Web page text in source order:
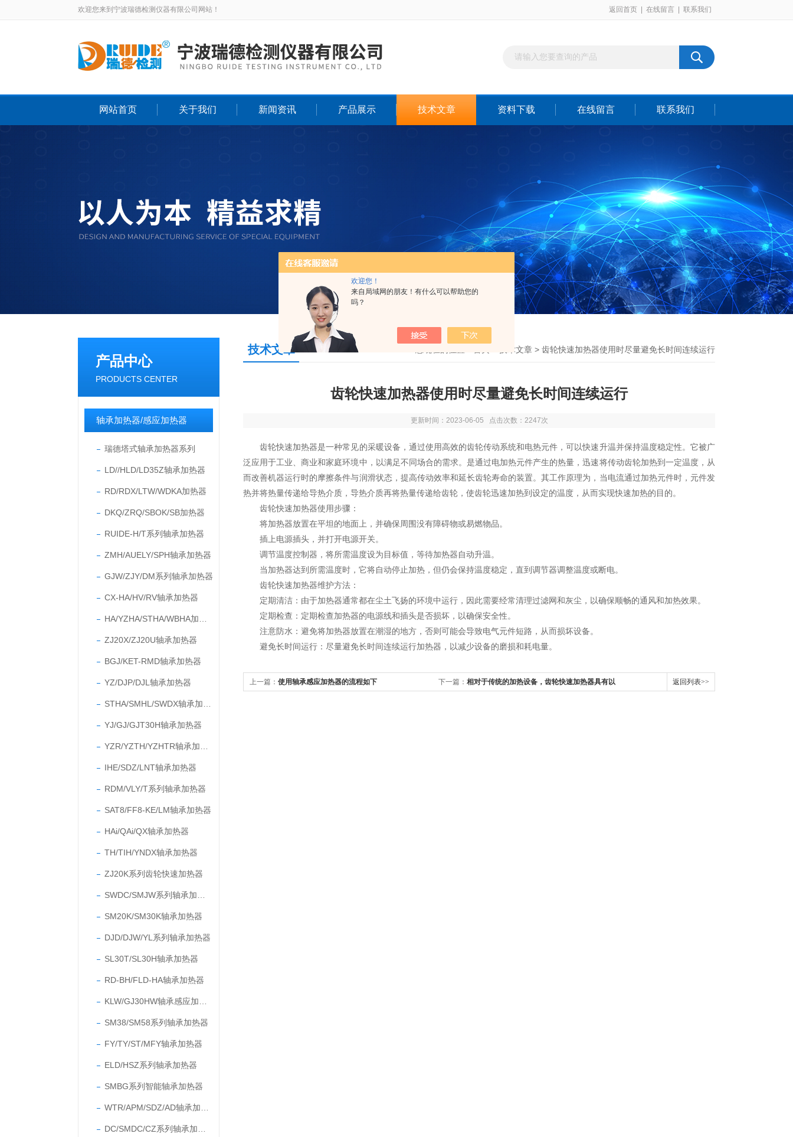
欢迎您！
来自局域网的朋友！有什么可以帮助您的
吗？
欢迎您来到宁波瑞德检测仪器有限公司网站！ 返回首页 在线留言 联系我们
网站首页 关于我们 新闻资讯 产品展示 技术文章 资料下载 在线留言 联系我们
产品中心
PRODUCTS CENTER
轴承加热器/感应加热器
瑞德塔式轴承加热器系列
LD//HLD/LD35Z轴承加热器
RD/RDX/LTW/WDKA加热器
DKQ/ZRQ/SBOK/SB加热器
RUIDE-H/T系列轴承加热器
ZMH/AUELY/SPH轴承加热器
GJW/ZJY/DM系列轴承加热器
CX-HA/HV/RV轴承加热器
ZJ20X/ZJ20U轴承加热器
BGJ/KET-RMD轴承加热器
YZ/DJP/DJL轴承加热器
YJ/GJ/GJT30H轴承加热器
IHE/SDZ/LNT轴承加热器
RDM/VLY/T系列轴承加热器
SAT8/FF8-KE/LM轴承加热器
HAi/QAi/QX轴承加热器
TH/TIH/YNDX轴承加热器
ZJ20K系列齿轮快速加热器
SM20K/SM30K轴承加热器
DJD/DJW/YL系列轴承加热器
SL30T/SL30H轴承加热器
RD-BH/FLD-HA轴承加热器
SM38/SM58系列轴承加热器
FY/TY/ST/MFY轴承加热器
ELD/HSZ系列轴承加热器
SMBG系列智能轴承加热器
技术文章 技术文章 > 齿轮快速加热器使用时尽量避免长时间连续运行
齿轮快速加热器使用时尽量避免长时间连续运行
更新时间：2023-06-05 点击次数：2247次
齿轮快速加热器是一种常见的采暖设备，通过使用高效的齿轮传动系统和电热元件，可以快速升温并保持温度稳定性。它被广
泛应用于工业、商业和家庭环境中，以满足不同场合的需求。是通过电加热元件产生的热量，迅速将传动齿轮加热到一定温度，从
而改善机器运行时的摩擦条件与润滑状态，提高传动效率和延长齿轮寿命的装置。其工作原理为，当电流通过加热元件时，元件发
热并将热量传递给导热介质，导热介质再将热量传递给齿轮，使齿轮迅速加热到设定的温度，从而实现快速加热的目的。
齿轮快速加热器使用步骤：
将加热器放置在平坦的地面上，并确保周围没有障碍物或易燃物品。
插上电源插头，并打开电源开关。
调节温度控制器，将所需温度设为目标值，等待加热器自动升温。
当加热器达到所需温度时，它将自动停止加热，但仍会保持温度稳定，直到调节器调整温度或断电。
齿轮快速加热器维护方法：
定期清洁：由于加热器通常都在尘土飞扬的环境中运行，因此需要经常清理过滤网和灰尘，以确保顺畅的通风和加热效果。
定期检查：定期检查加热器的电源线和插头是否损坏，以确保安全性。
注意防水：避免将加热器放置在潮湿的地方，否则可能会导致电气元件短路，从而损坏设备。
避免长时间运行：尽量避免长时间连续运行加热器，以减少设备的磨损和耗电量。
上一篇： 使用轴承感应加热器的流程如下 下一篇： 相对于传统的加热设备，齿轮快速加热器具有以 返回列表>>